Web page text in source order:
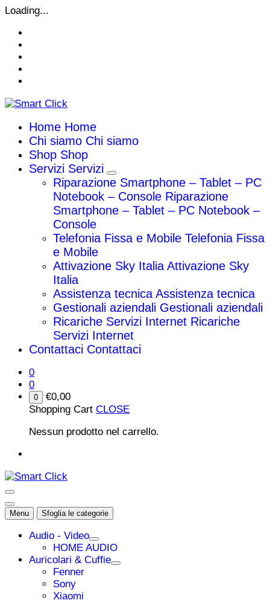
Vai
contenuto
Loading...
Home Home
Chi siamo Chi siamo
Shop Shop
Servizi Servizi
Riparazione Smartphone – Tablet – PC
Notebook – Console Riparazione
Smartphone – Tablet – PC Notebook –
Console
Telefonia Fissa e Mobile Telefonia Fissa
e Mobile
Attivazione Sky Italia Attivazione Sky
Italia
Assistenza tecnica Assistenza tecnica
Gestionali aziendali Gestionali aziendali
Ricariche Servizi Internet Ricariche
Servizi Internet
Contattaci Contattaci
0
0
0 €0,00
Shopping Cart CLOSE
Nessun prodotto nel carrello.
Menu Sfoglia le categorie
Audio - Video
HOME AUDIO
Auricolari & Cuffie
Fenner
Sony
Xiaomi